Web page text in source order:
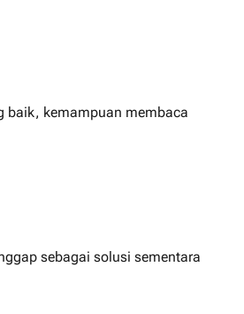
baik, kemampuan membaca
sebagai solusi sementara